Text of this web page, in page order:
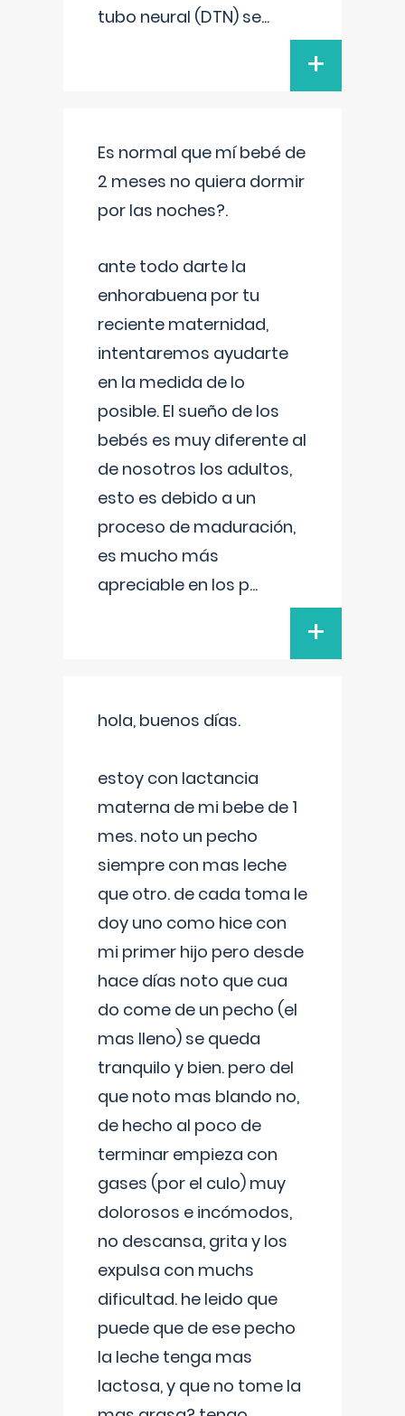
tubo neural (DTN) se...
+
Es normal que mí bebé de
2 meses no quiera dormir
por las noches?.
ante todo darte la
enhorabuena por tu
reciente maternidad,
intentaremos ayudarte
en la medida de lo
posible. El sueño de los
bebés es muy diferente al
de nosotros los adultos,
esto es debido a un
proceso de maduración,
es mucho más
apreciable en los p...
+
hola, buenos días.
estoy con lactancia
materna de mi bebe de 1
mes. noto un pecho
siempre con mas leche
que otro. de cada toma le
doy uno como hice con
mi primer hijo pero desde
hace días noto que cua
do come de un pecho (el
mas lleno) se queda
tranquilo y bien. pero del
que noto mas blando no,
de hecho al poco de
terminar empieza con
gases (por el culo) muy
dolorosos e incómodos,
no descansa, grita y los
expulsa con muchs
dificultad. he leido que
puede que de ese pecho
la leche tenga mas
lactosa, y que no tome la